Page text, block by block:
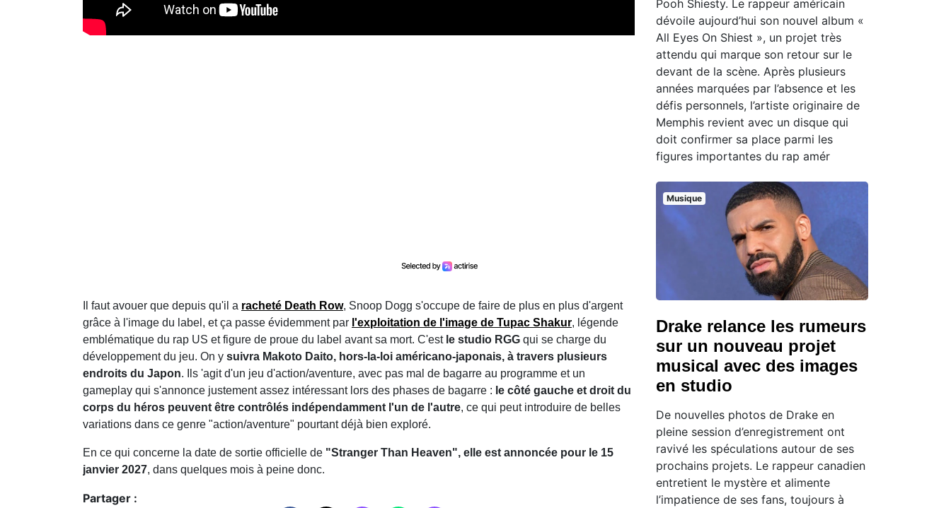
Il faut avouer que depuis qu'il a racheté Death Row, Snoop Dogg s'occupe de faire de plus en plus d'argent
grâce à l'image du label, et ça passe évidemment par l'exploitation de l'image de Tupac Shakur, légende
emblématique du rap US et figure de proue du label avant sa mort. C'est le studio RGG qui se charge du
développement du jeu. On y suivra Makoto Daito, hors-la-loi américano-japonais, à travers plusieurs
endroits du Japon. Ils 'agit d'un jeu d'action/aventure, avec pas mal de bagarre au programme et un
gameplay qui s'annonce justement assez intéressant lors des phases de bagarre : le côté gauche et droit du
corps du héros peuvent être contrôlés indépendamment l'un de l'autre, ce qui peut introduire de belles
variations dans ce genre "action/aventure" pourtant déjà bien exploré.
En ce qui concerne la date de sortie officielle de "Stranger Than Heaven", elle est annoncée pour le 15
janvier 2027, dans quelques mois à peine donc.
Partager :
Pooh Shiesty. Le rappeur américain
dévoile aujourd’hui son nouvel album «
All Eyes On Shiest », un projet très
attendu qui marque son retour sur le
devant de la scène. Après plusieurs
années marquées par l’absence et les
défis personnels, l’artiste originaire de
Memphis revient avec un disque qui
doit confirmer sa place parmi les
figures importantes du rap amér
Musique
Drake relance les rumeurs
sur un nouveau projet
musical avec des images
en studio
De nouvelles photos de Drake en
pleine session d’enregistrement ont
ravivé les spéculations autour de ses
prochains projets. Le rappeur canadien
entretient le mystère et alimente
l’impatience de ses fans, toujours à